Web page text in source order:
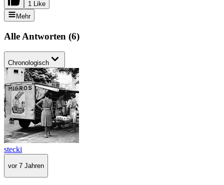
1 Like
Mehr
Alle Antworten (6)
Chronologisch
stecki
vor 7 Jahren